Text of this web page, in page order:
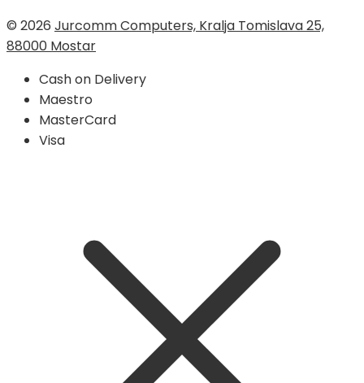
© 2026 Jurcomm Computers, Kralja Tomislava 25,
88000 Mostar
Cash on Delivery
Maestro
MasterCard
Visa